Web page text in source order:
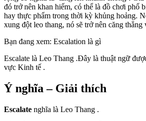
đó trở nên khan hiếm, có thể là đồ chơi phổ
hay thực phẩm trong thời kỳ khủng hoảng.
xung đột leo thang, nó sẽ trở nên căng thẳng
Bạn đang xem: Escalation là gì
Escalate là Leo Thang .Đây là thuật ngữ
vực Kinh tế .
Ý nghĩa – Giải thích
Escalate nghĩa là Leo Thang .